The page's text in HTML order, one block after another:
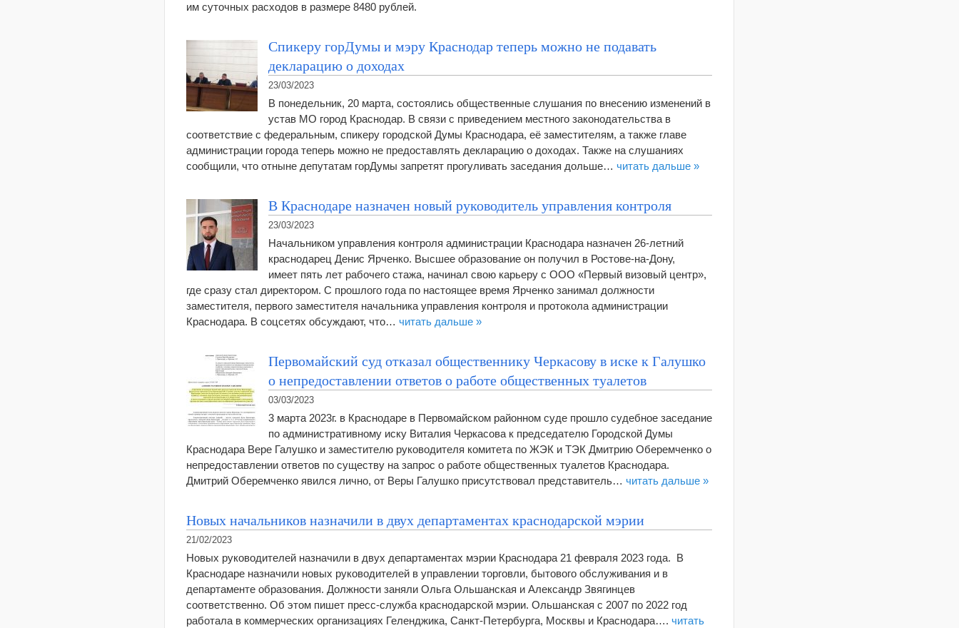
им суточных расходов в размере 8480 рублей.
Спикеру горДумы и мэру Краснодар теперь можно не подавать
декларацию о доходах
23/03/2023
В понедельник, 20 марта, состоялись общественные слушания по внесению изменений в
устав МО город Краснодар. В связи с приведением местного законодательства в
соответствие с федеральным, спикеру городской Думы Краснодара, её заместителям, а также главе
администрации города теперь можно не предоставлять декларацию о доходах. Также на слушаниях
сообщили, что отныне депутатам горДумы запретят прогуливать заседания дольше… читать дальше »
В Краснодаре назначен новый руководитель управления контроля
23/03/2023
Начальником управления контроля администрации Краснодара назначен 26-летний
краснодарец Денис Ярченко. Высшее образование он получил в Ростове-на-Дону,
имеет пять лет рабочего стажа, начинал свою карьеру с ООО «Первый визовый центр»,
где сразу стал директором. С прошлого года по настоящее время Ярченко занимал должности
заместителя, первого заместителя начальника управления контроля и протокола администрации
Краснодара. В соцсетях обсуждают, что… читать дальше »
Первомайский суд отказал общественнику Черкасову в иске к Галушко
о непредоставлении ответов о работе общественных туалетов
03/03/2023
3 марта 2023г. в Краснодаре в Первомайском районном суде прошло судебное заседание
по административному иску Виталия Черкасова к председателю Городской Думы
Краснодара Вере Галушко и заместителю руководителя комитета по ЖЭК и ТЭК Дмитрию Оберемченко о
непредоставлении ответов по существу на запрос о работе общественных туалетов Краснодара.
Дмитрий Оберемченко явился лично, от Веры Галушко присутствовал представитель… читать дальше »
Новых начальников назначили в двух департаментах краснодарской мэрии
21/02/2023
Новых руководителей назначили в двух департаментах мэрии Краснодара 21 февраля 2023 года. В
Краснодаре назначили новых руководителей в управлении торговли, бытового обслуживания и в
департаменте образования. Должности заняли Ольга Ольшанская и Александр Звягинцев
соответственно. Об этом пишет пресс-служба краснодарской мэрии. Ольшанская с 2007 по 2022 год
работала в коммерческих организациях Геленджика, Санкт-Петербурга, Москвы и Краснодара…. читать